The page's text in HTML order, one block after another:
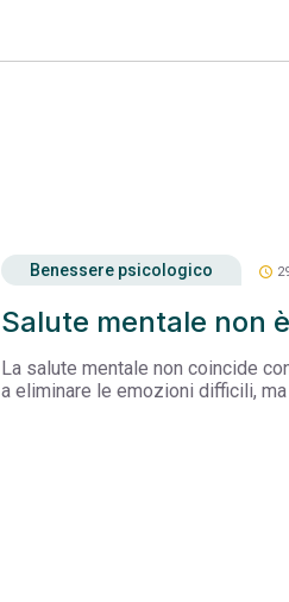
Benessere psicologico schedule
Salute mentale non
La salute mentale non coincide
a eliminare le emozioni difficili,